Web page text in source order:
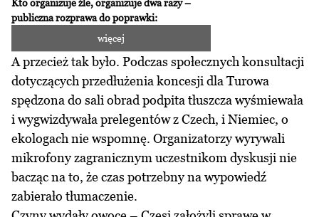
Kto organizuje źle, organizuje dwa razy –
publiczna rozprawa do poprawki:
więcej
A przecież tak było. Podczas społecznych konsultacji
dotyczących przedłużenia koncesji dla Turowa
spędzona do sali obrad podpita tłuszcza wyśmiewała
i wygwizdywała prelegentów z Czech, i Niemiec, o
ekologach nie wspomnę. Organizatorzy wyrywali
mikrofony zagranicznym uczestnikom dyskusjinie
bacząc na to, że czas potrzebny na wypowiedź
zabierało tłumaczenie.